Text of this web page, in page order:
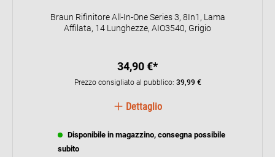
Braun Rifinitore All-In-One Series 3, 8In1, Lama
Affilata, 14 Lunghezze, AIO3540, Grigio
34,90 €*
Prezzo consigliato al pubblico: 39,99 €
Dettaglio
Disponibile in magazzino, consegna possibile
subito